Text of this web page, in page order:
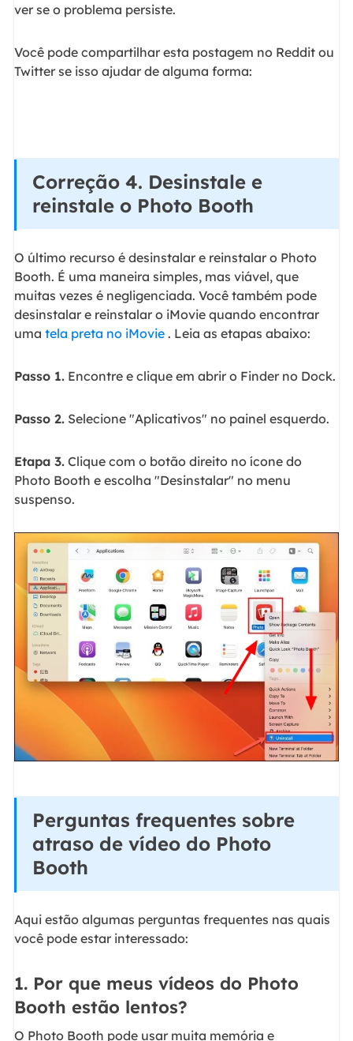
ver se o problema persiste.
Você pode compartilhar esta postagem no Reddit ou
Twitter se isso ajudar de alguma forma:
Correção 4. Desinstale e
reinstale o Photo Booth
O último recurso é desinstalar e reinstalar o Photo
Booth. É uma maneira simples, mas viável, que
muitas vezes é negligenciada. Você também pode
desinstalar e reinstalar o iMovie quando encontrar
uma tela preta no iMovie. Leia as etapas abaixo:
Passo 1.Encontre e clique em abrir o Finder no Dock.
Passo 2.Selecione "Aplicativos" no painel esquerdo.
Etapa 3.Clique com o botão direito no ícone do
Photo Booth e escolha "Desinstalar" no menu
suspenso.
Perguntas frequentes sobre
atraso de vídeo do Photo
Booth
Aqui estão algumas perguntas frequentes nas quais
você pode estar interessado:
1. Por que meus vídeos do Photo
Booth estão lentos?
O Photo Booth pode usar muita memória e